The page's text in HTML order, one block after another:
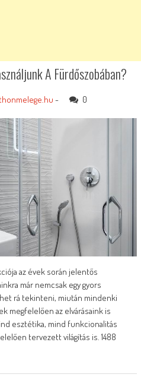
A Fürdőszobában?
- 0
az évek során jelentős
már nemcsak egy gyors
rá tekinteni, miután mindenki
megfelelően az elvárásaink is
esztétika, mind funkcionalitás
tervezett világítás is. 1488